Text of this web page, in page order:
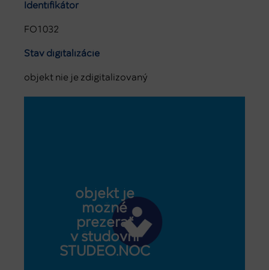
Identifikátor
FO1032
Stav digitalizácie
objekt nie je zdigitalizovaný
objekt je
možné
prezerať
v študovni
STUDEO.NOC